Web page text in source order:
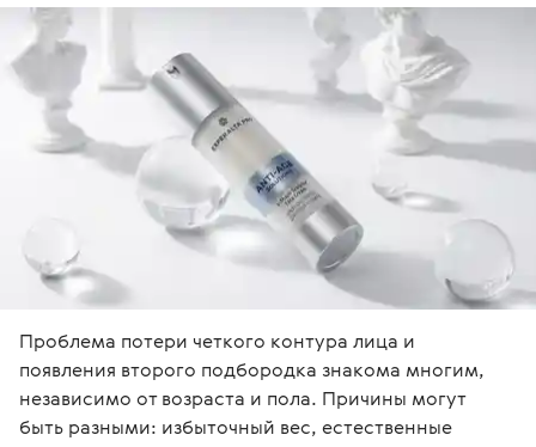
Проблема потери четкого контура лица и
появления второго подбородка знакома многим,
независимо от возраста и пола. Причины могут
быть разными: избыточный вес, естественные